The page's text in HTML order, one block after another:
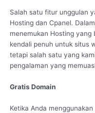
Salah satu fitur unggulan
Hosting dan Cpanel.
menemukan Hosting yang
kendali penuh untuk situs
tetapi salah satu yang
pengalaman yang
Gratis Domain
Ketika Anda